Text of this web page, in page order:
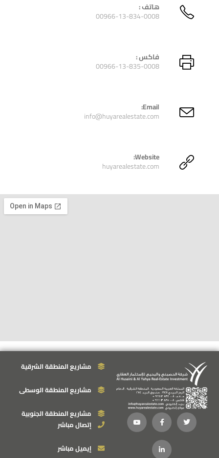
هاتف :
00966-13-834-0008
فاكس :
00966-13-835-0008
Email:
info@huyarealestate.com
Website:
huyarealestate.com
مشاريع المنطقة الشرقية
مشاريع المنطقة الوسطى
مشاريع المنطقة الجنوبية
إتصال مباشر
إيميل مباشر